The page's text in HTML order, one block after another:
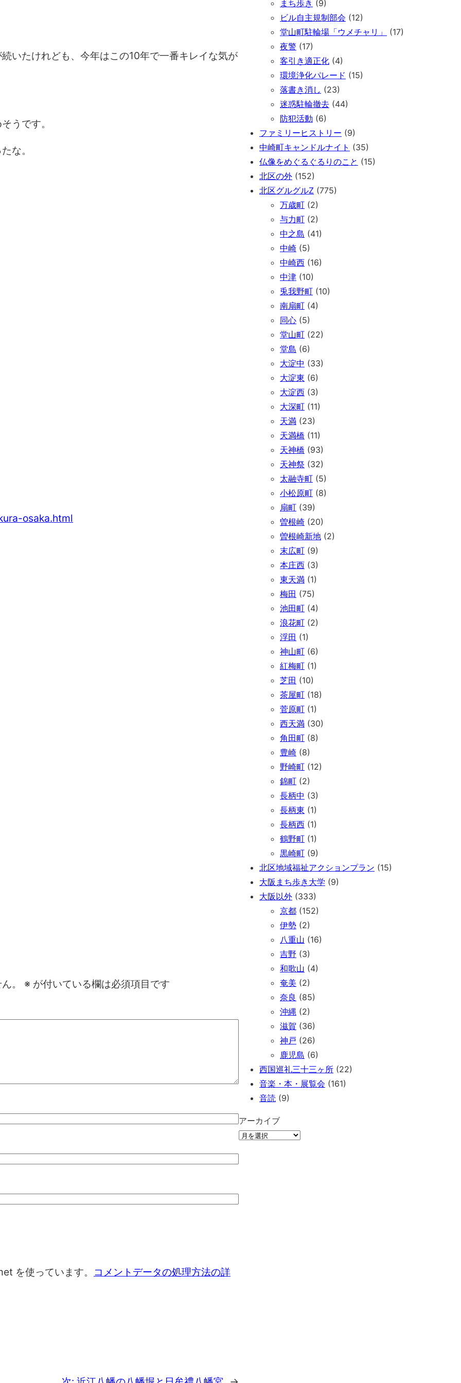
いたけれども、今年はこの10年で一番キレイな気が
うです。
な。
osaka.html
。 ※ が付いている欄は必須項目です
を使っています。 コメントデータの処理方法の詳
まち歩き (9)
ビル自主規制部会 (12)
堂山町駐輪場「ウメチャリ」
(17)
夜警 (17)
客引き適正化 (4)
環境浄化パレード (15)
落書き消し (23)
迷惑駐輪撤去 (44)
防犯活動 (6)
ファミリーヒストリー (9)
中崎町キャンドルナイト (35)
仏像をめぐるぐるりのこと (15)
北区の外 (152)
北区グルグルZ (775)
万歳町 (2)
与力町 (2)
中之島 (41)
中崎 (5)
中崎西 (16)
中津 (10)
兎我野町 (10)
南扇町 (4)
同心 (5)
堂山町 (22)
堂島 (6)
大淀中 (33)
大淀東 (6)
大淀西 (3)
大深町 (11)
天満 (23)
天満橋 (11)
天神橋 (93)
天神祭 (32)
太融寺町 (5)
小松原町 (8)
扇町 (39)
曽根崎 (20)
曽根崎新地 (2)
末広町 (9)
本庄西 (3)
東天満 (1)
梅田 (75)
池田町 (4)
浪花町 (2)
浮田 (1)
神山町 (6)
紅梅町 (1)
芝田 (10)
茶屋町 (18)
菅原町 (1)
西天満 (30)
角田町 (8)
豊崎 (8)
野崎町 (12)
錦町 (2)
長柄中 (3)
長柄東 (1)
長柄西 (1)
鶴野町 (1)
黒崎町 (9)
北区地域福祉アクションプラン (15)
大阪まち歩き大学 (9)
大阪以外 (333)
京都 (152)
伊勢 (2)
八重山 (16)
吉野 (3)
和歌山 (4)
奄美 (2)
奈良 (85)
沖縄 (2)
滋賀 (36)
神戸 (26)
鹿児島 (6)
西国巡礼三十三ヶ所 (22)
音楽・本・展覧会 (161)
音読 (9)
アーカイブ